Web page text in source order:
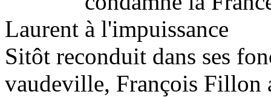
Laurent
Sitôt reconduit dans ses
vaudeville, François Fillon